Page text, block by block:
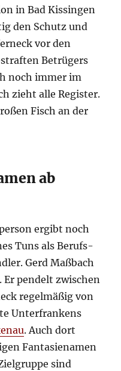
in Bad Kissingen
den Schutz und
vor den
Betrügers
noch immer im
zieht alle Register.
Fisch an der
ab
ergibt noch
Tuns als Berufs-
Gerd Maßbach
Er pendelt zwischen
regelmäßig von
Unterfrankens
. Auch dort
Fantasienamen
sind